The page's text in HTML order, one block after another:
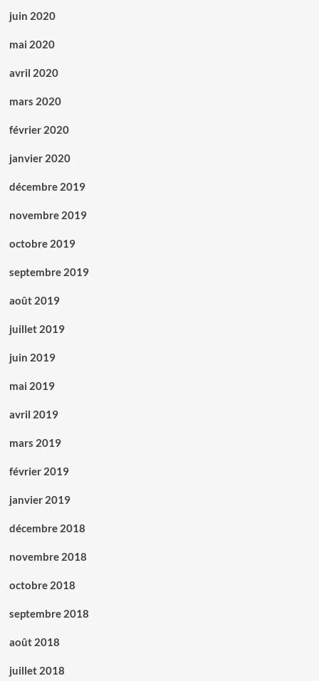
juin 2020
mai 2020
avril 2020
mars 2020
février 2020
janvier 2020
décembre 2019
novembre 2019
octobre 2019
septembre 2019
août 2019
juillet 2019
juin 2019
mai 2019
avril 2019
mars 2019
février 2019
janvier 2019
décembre 2018
novembre 2018
octobre 2018
septembre 2018
août 2018
juillet 2018